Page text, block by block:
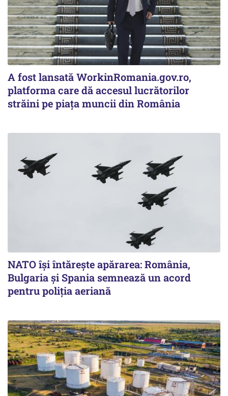
A fost lansată WorkinRomania.gov.ro,
platforma care dă accesul lucrătorilor
străini pe piața muncii din România
NATO își întărește apărarea: România,
Bulgaria și Spania semnează un acord
pentru poliția aeriană